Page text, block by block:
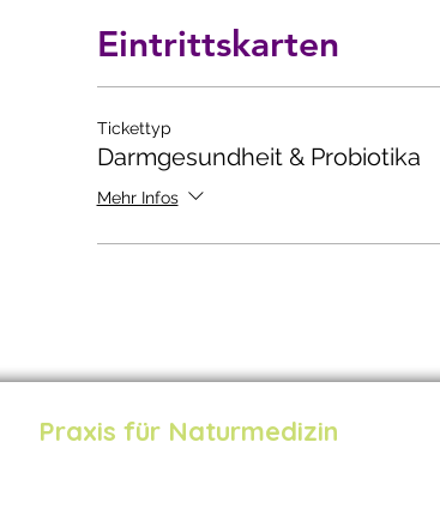
Eintrittskarten
Tickettyp
Darmgesundheit & Probiotika
Mehr Infos
Praxis für Naturmedizin